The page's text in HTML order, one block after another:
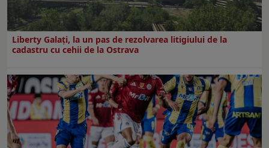
Liberty Galați, la un pas de rezolvarea litigiului de la
cadastru cu cehii de la Ostrava